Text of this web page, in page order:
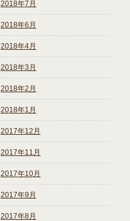
2018年7月
2018年6月
2018年4月
2018年3月
2018年2月
2018年1月
2017年12月
2017年11月
2017年10月
2017年9月
2017年8月